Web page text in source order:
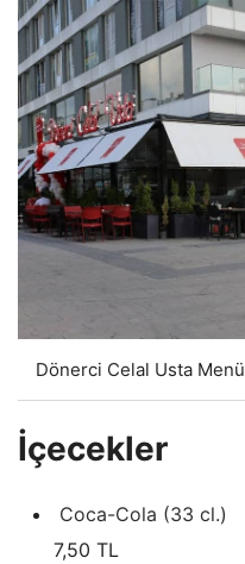
Dönerci Celal Usta Menü
İçecekler
Coca-Cola (33 cl.)
7,50 TL